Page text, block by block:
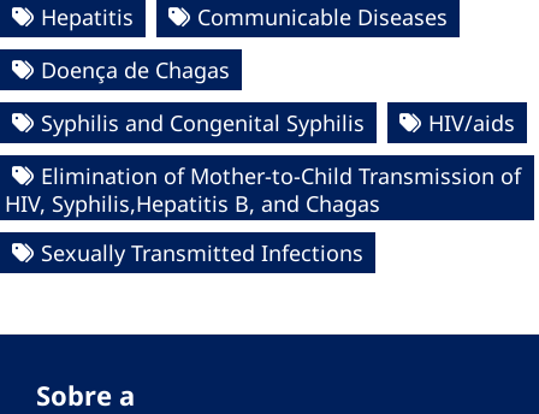
Hepatitis
Communicable Diseases
Doença de Chagas
Syphilis and Congenital Syphilis
HIV/aids
Elimination of Mother-to-Child Transmission of
HIV, Syphilis,Hepatitis B, and Chagas
Sexually Transmitted Infections
Sobre a